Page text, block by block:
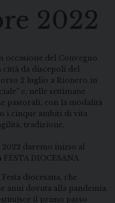
2022
occasione del Convegno
città da discepoli del
2 luglio a Rionero in
e, nelle settimane
pastorali, con la modalità
i cinque ambiti di vita
tradizione,
2022 daremo inizio al
DIOCESANA.
diocesana, che
anni dovuta alla pandemia.
il primo passo